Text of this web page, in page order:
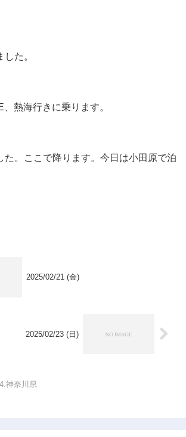
た。
熱海行きに乗ります。
た。ここで降ります。今日は小田原で泊
2025/02/21 (金)
2025/02/23 (日)
神奈川県